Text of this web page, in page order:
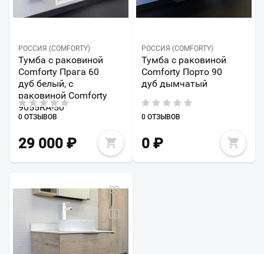
РОССИЯ (COMFORTY)
Тумба с раковиной
Comforty Прага 60
дуб белый, с
раковиной Comforty
9055RA-50
0 ОТЗЫВОВ
29 000 ₽
РОССИЯ (COMFORTY)
Тумба с раковиной
Comforty Порто 90
дуб дымчатый
0 ОТЗЫВОВ
0₽